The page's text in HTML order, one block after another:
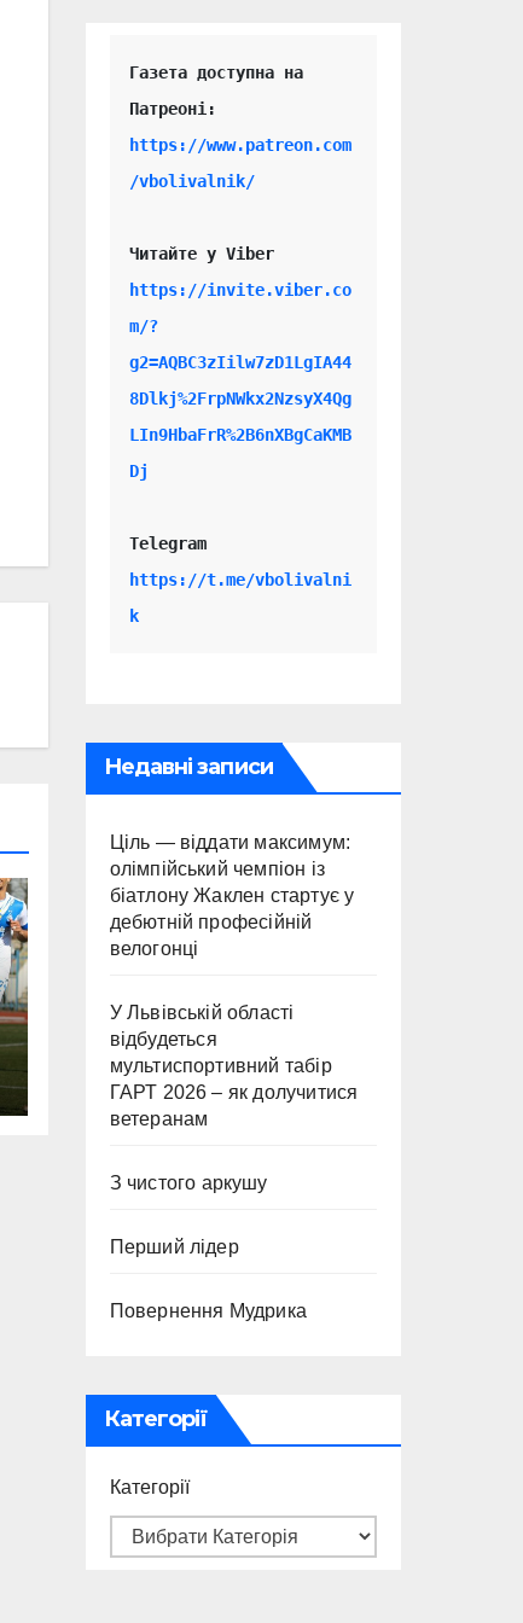
Газета доступна на
https://www.patreon.com
/vbolivalnik/
Читайте у Viber
https://invite.viber.co
m/?
g2=AQBC3zIilw7zD1LgIA44
8Dlkj%2FrpNWkx2NzsyX4Qg
LIn9HbaFrR%2B6nXBgCaKMB
Dj
Telegram
https://t.me/vbolivalni
k
Недавні записи
Ціль — віддати максимум:
олімпійський чемпіон із
біатлону Жаклен стартує у
дебютній професійній
велогонці
У Львівській області
відбудеться
мультиспортивний табір
ГАРТ 2026 – як долучитися
ветеранам
З чистого аркушу
Перший лідер
Повернення Мудрика
Категорії
Категорії